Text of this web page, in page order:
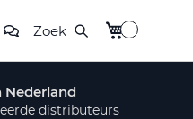
Zoek Winkelwagen
Nederland
distributeurs